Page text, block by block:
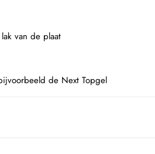
van de plaat
de Next Topgel